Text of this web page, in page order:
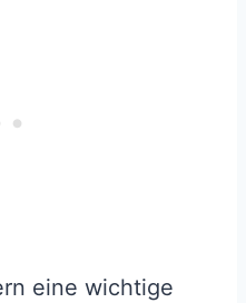
eine wichtige